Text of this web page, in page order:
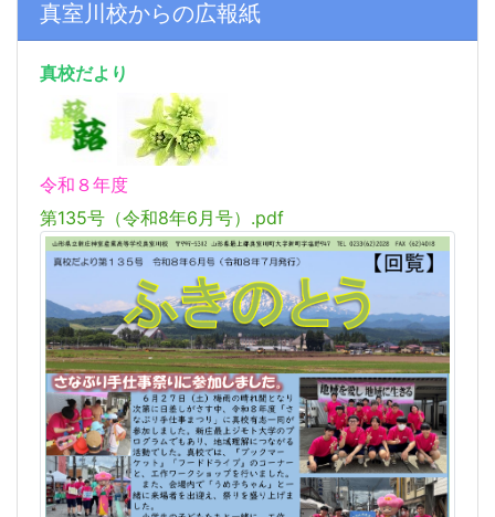
真室川校からの広報紙
真校だより
令和８年度
第135号（令和8年6月号）.pdf